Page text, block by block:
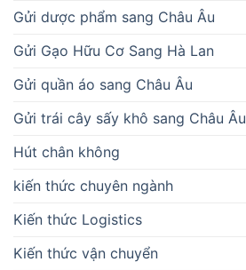
Gửi dược phẩm sang Châu Âu
Gửi Gạo Hữu Cơ Sang Hà Lan
Gửi quần áo sang Châu Âu
Gửi trái cây sấy khô sang Châu Âu
Hút chân không
kiến thức chuyên ngành
Kiến thức Logistics
Kiến thức vận chuyển